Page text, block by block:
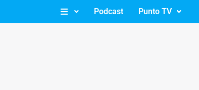
al
Podcast Punto TV